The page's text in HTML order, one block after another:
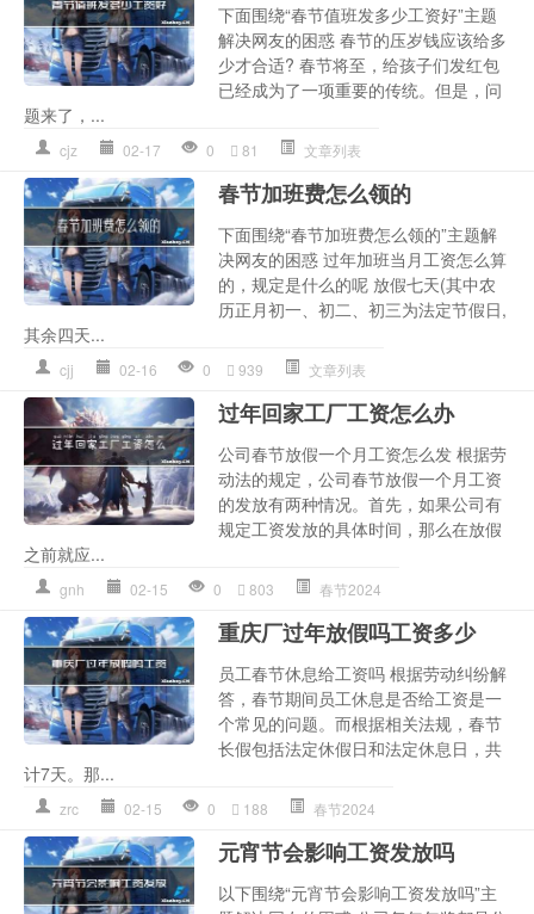
下面围绕“春节值班发多少工资好”主题
解决网友的困惑 春节的压岁钱应该给多
少才合适? 春节将至，给孩子们发红包
已经成为了一项重要的传统。但是，问
题来了，...
cjz 02-17 0 81 文章列表
春节加班费怎么领的
下面围绕“春节加班费怎么领的”主题解
决网友的困惑 过年加班当月工资怎么算
的，规定是什么的呢 放假七天(其中农
历正月初一、初二、初三为法定节假日,
其余四天...
cjj 02-16 0 939 文章列表
过年回家工厂工资怎么办
公司春节放假一个月工资怎么发 根据劳
动法的规定，公司春节放假一个月工资
的发放有两种情况。首先，如果公司有
规定工资发放的具体时间，那么在放假
之前就应...
gnh 02-15 0 803 春节2024
重庆厂过年放假吗工资多少
员工春节休息给工资吗 根据劳动纠纷解
答，春节期间员工休息是否给工资是一
个常见的问题。而根据相关法规，春节
长假包括法定休假日和法定休息日，共
计7天。那...
zrc 02-15 0 188 春节2024
元宵节会影响工资发放吗
以下围绕“元宵节会影响工资发放吗”主